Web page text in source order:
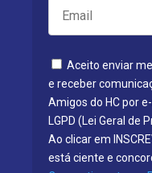
Aceito enviar
e receber
Amigos do HC por
LGPD (Lei Geral de
Ao clicar em
está ciente e